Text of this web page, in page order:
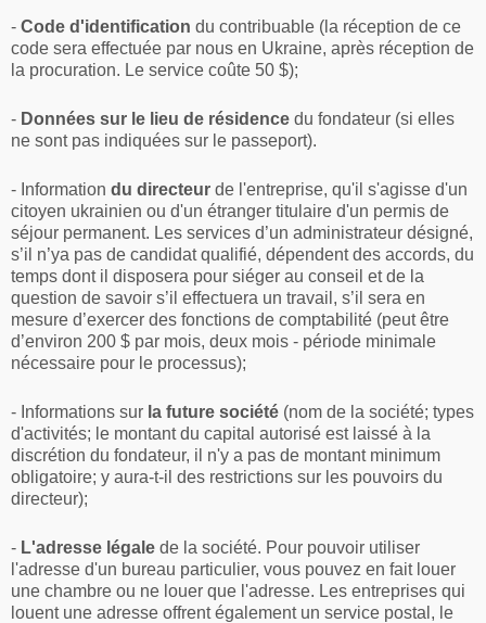
- Code d'identification du contribuable (la réception de ce
code sera effectuée par nous en Ukraine, après réception de
la procuration. Le service coûte 50 $);
- Données sur le lieu de résidence du fondateur (si elles
ne sont pas indiquées sur le passeport).
- Information du directeur de l'entreprise, qu'il s'agisse d'un
citoyen ukrainien ou d'un étranger titulaire d'un permis de
séjour permanent. Les services d’un administrateur désigné,
s’il n’ya pas de candidat qualifié, dépendent des accords, du
temps dont il disposera pour siéger au conseil et de la
question de savoir s’il effectuera un travail, s’il sera en
mesure d’exercer des fonctions de comptabilité (peut être
d’environ 200 $ par mois, deux mois - période minimale
nécessaire pour le processus);
- Informations sur la future société (nom de la société; types
d'activités; le montant du capital autorisé est laissé à la
discrétion du fondateur, il n'y a pas de montant minimum
obligatoire; y aura-t-il des restrictions sur les pouvoirs du
directeur);
- L'adresse légale de la société. Pour pouvoir utiliser
l'adresse d'un bureau particulier, vous pouvez en fait louer
une chambre ou ne louer que l'adresse. Les entreprises qui
louent une adresse offrent également un service postal, le